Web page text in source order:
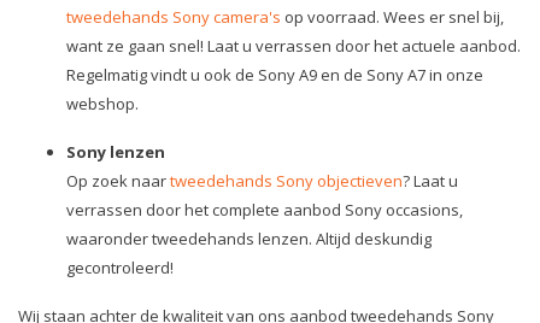
tweedehands Sony camera's op voorraad. Wees er snel bij,
want ze gaan snel! Laat u verrassen door het actuele aanbod.
Regelmatig vindt u ook de Sony A9 en de Sony A7 in onze
webshop.
Sony lenzen
Op zoek naartweedehands Sony objectieven? Laat u
verrassen door het complete aanbod Sony occasions,
waaronder tweedehands lenzen. Altijd deskundig
gecontroleerd!
Wij staan achter de kwaliteit van ons aanbod tweedehands Sony